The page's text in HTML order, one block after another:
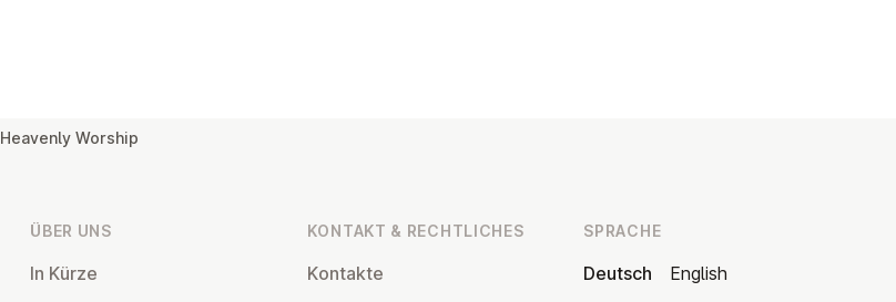
Heavenly Worship
ÜBER UNS
In Kürze
KONTAKT & RECHT­LI­CHES
Kontakte
SPRACHE
Deutsch
English